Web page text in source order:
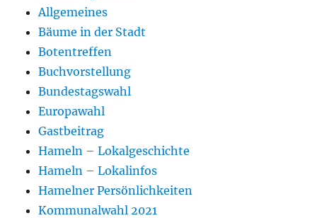
Allgemeines
Bäume in der Stadt
Botentreffen
Buchvorstellung
Bundestagswahl
Europawahl
Gastbeitrag
Hameln – Lokalgeschichte
Hameln – Lokalinfos
Hamelner Persönlichkeiten
Kommunalwahl 2021